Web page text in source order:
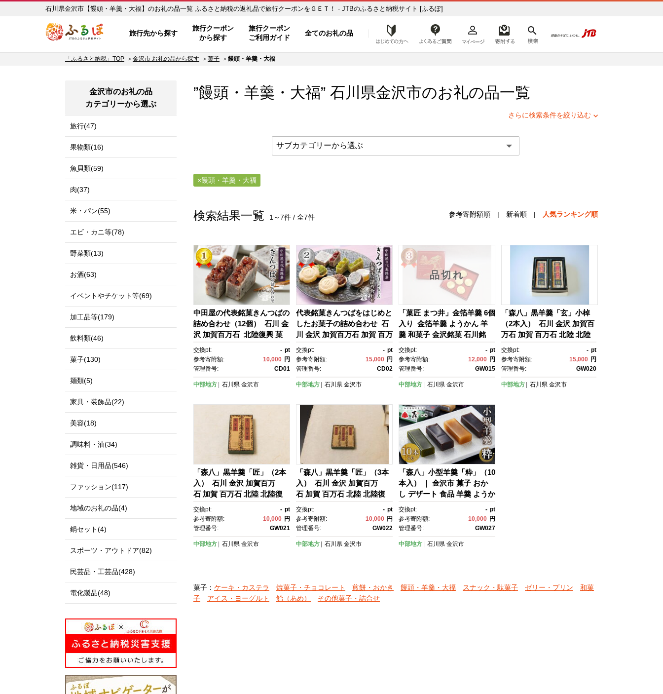
石川県金沢市【饅頭・羊羹・大福】のお礼の品一覧 ふるさと納税の返礼品で旅行クーポンをＧＥＴ！ - JTBのふるさと納税サイト [ふるぽ]
旅行先から探す
旅行クーポン
から探す
旅行クーポン
ご利用ガイド
全てのお礼の品 はじめての方へ
「ふるさと納税」TOP 金沢市 お礼の品から探す 菓子 饅頭・羊羹・大福
”饅頭・羊羹・大福” 石川県金沢市のお礼の品一覧
さらに検索条件を絞り込む
饅頭・羊羹・大福
検索結果一覧 1～7件 / 全7件 参考寄附額順 | 新着順 | 人気ランキング順
中田屋の代表銘菓きんつばの
詰め合わせ（12個） 石川 金
沢 加賀百万石 北陸復興 菓
子 和菓子 栗きんとん 金沢 ふ
るさと納税 詰め合わせ 贈答
用 箱入り 食品 おかし 中田
せ 和スイーツ
交換pt: - pt
参考寄附額:
10,000 円
管理番号:
CD01
中部地方 石川県 金沢市
代表銘菓きんつばをはじめと
したお菓子の詰め合わせ 石
川 金沢 加賀百万石 加賀 百万
石 北陸 北陸復興 北陸支援
交換pt: - pt
参考寄附額:
15,000 円
管理番号:
CD02
中部地方 石川県 金沢市
品切れ
「菓匠 まつ井」金箔羊羹 6個
入り 金箔羊羹 ようかん 羊
羹 和菓子 金沢銘菓 石川銘
菓 金箔スイーツ 高級和菓
子 贈答品 ギフト お取り寄
せ 詰め合わせ 6個入り 手土
物 加賀百万石 上品 甘味 老舗
イーツ お歳暮 お中元 敬老の
日 内祝い 進物 茶菓子 金箔入
り 石川 金沢 加賀百万石 加
賀 百万石 北陸 北陸復興 北陸
支援
交換pt: - pt
参考寄附額:
12,000 円
管理番号:
GW015
中部地方 石川県 金沢市
「森八」黒羊羹「玄」小棹
（2本入） 石川 金沢 加賀百
万石 加賀 百万石 北陸 北陸
復興 北陸支援
交換pt: - pt
参考寄附額:
15,000 円
管理番号:
GW020
中部地方 石川県 金沢市
「森八」黒羊羹「匠」（2本
入） 石川 金沢 加賀百万
石 加賀 百万石 北陸 北陸復
興 北陸支援
交換pt: - pt
参考寄附額:
10,000 円
管理番号:
GW021
中部地方 石川県 金沢市
「森八」黒羊羹「匠」（3本
入） 石川 金沢 加賀百万
石 加賀 百万石 北陸 北陸復
興 北陸支援
交換pt: - pt
参考寄附額:
10,000 円
管理番号:
GW022
中部地方 石川県 金沢市
「森八」小型羊羹「粋」（10
本入） ｜ 金沢市 菓子 おか
し デザート 食品 羊羹 ようか
ん 和菓子 金沢 森八 小
型 粋 饅頭 スイーツ 甘味 贈
り物 土産 伝統 手土産 日本
ゼント 高級 スイーツギフ
川 加賀百万石 加賀 百万石 北
交換pt: - pt
参考寄附額:
10,000 円
管理番号:
GW027
中部地方 石川県 金沢市
菓子： ケーキ・カステラ 焼菓子・チョコレート 煎餅・おかき 饅頭・羊羹・大福 スナック・駄菓子 ゼリー・プリン
和菓
子
アイス・ヨーグルト 飴（あめ） その他菓子・詰合せ
金沢市のお礼の品
カテゴリーから選ぶ
旅行(47)
果物類(16)
魚貝類(59)
肉(37)
米・パン(55)
エビ・カニ等(78)
野菜類(13)
お酒(63)
イベントやチケット等(69)
加工品等(179)
飲料類(46)
菓子(130)
麺類(5)
家具・装飾品(22)
美容(18)
調味料・油(34)
雑貨・日用品(546)
ファッション(117)
地域のお礼の品(4)
鍋セット(4)
スポーツ・アウトドア(82)
民芸品・工芸品(428)
電化製品(48)